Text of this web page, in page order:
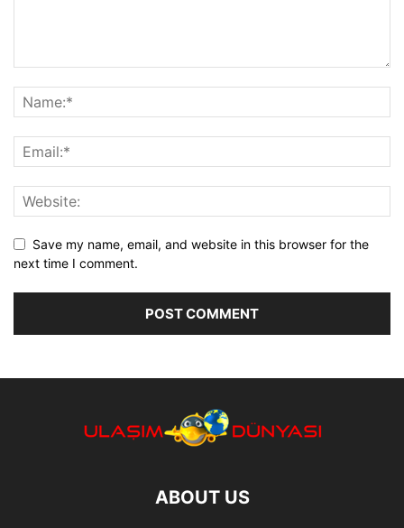
Save my name, email, and website in this browser for the
next time I comment.
ABOUT US